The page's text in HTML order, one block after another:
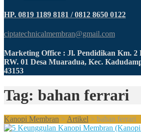
HP. 0819 1189 8181 / 0812 8650 0122
ciptatechnicalmembran@gmail.com
Marketing Office : Jl. Pendidikan Km. 2
RW. 01 Desa Muaradua, Kec.
43153
Tag: bahan ferrari
Kanopi Membran > Artikel > bahan ferrari